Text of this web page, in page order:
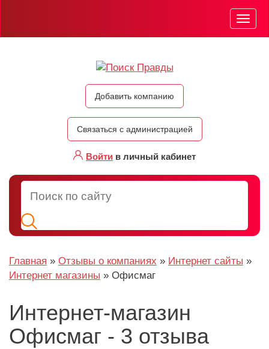
Добавить компанию
Связаться с администрацией
Войти в личный кабинет
Меню
Главная » Отзывы о компаниях » Интернет сайты »
Интернет магазины » Офисмаг
Интернет-магазин
Офисмаг - 3 отзыва